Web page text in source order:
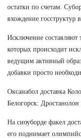
остатки по счетам.
вхождение госструктур
Исключение составляют
которых происходит
ведущим активный
добавки просто
Оксанабол доставка
Белогорск:
На сноуборде факел
его поднимает